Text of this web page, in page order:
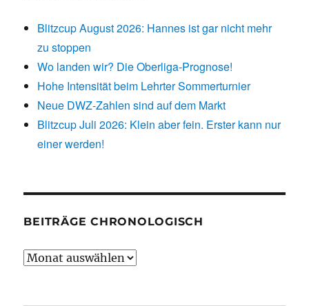
Blitzcup August 2026: Hannes ist gar nicht mehr
zu stoppen
Wo landen wir? Die Oberliga-Prognose!
Hohe Intensität beim Lehrter Sommerturnier
Neue DWZ-Zahlen sind auf dem Markt
Blitzcup Juli 2026: Klein aber fein. Erster kann nur
einer werden!
BEITRÄGE CHRONOLOGISCH
Beiträge